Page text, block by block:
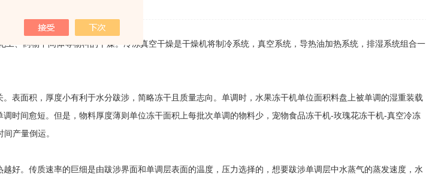
、药物中间体等物料的干燥。冷冻真空干燥是干燥机将制冷系统，真空系统，导热油加热系统，排湿系统组合一
面积，厚度小有利于水分跋涉，简略冻干且质量志向。单调时，水果冻干机单位面积料盘上被单调的湿重装载
时间愈短。但是，物料厚度薄则单位冻干面积上每批次单调的物料少，宠物食品冻干机-玫瑰花冻干机-真空冷冻
产量倒运。
。传质速率的巨细是由跋涉界面和单调层表面的温度，压力选择的，想要跋涉单调层中水蒸气的蒸发速度，水